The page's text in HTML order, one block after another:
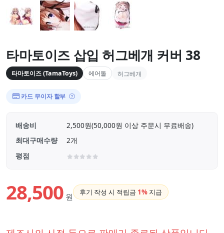
타마토이즈 삽입 허그베개 커버 38
타마토이즈 (TamaToys) 에어돌 허그베개
카드 무이자 할부
배송비
2,500원(50,000원 이상 주문시 무료배송)
최대구매수량
2개
평점
28,500 원 후기 작성 시 적립금 1% 지급